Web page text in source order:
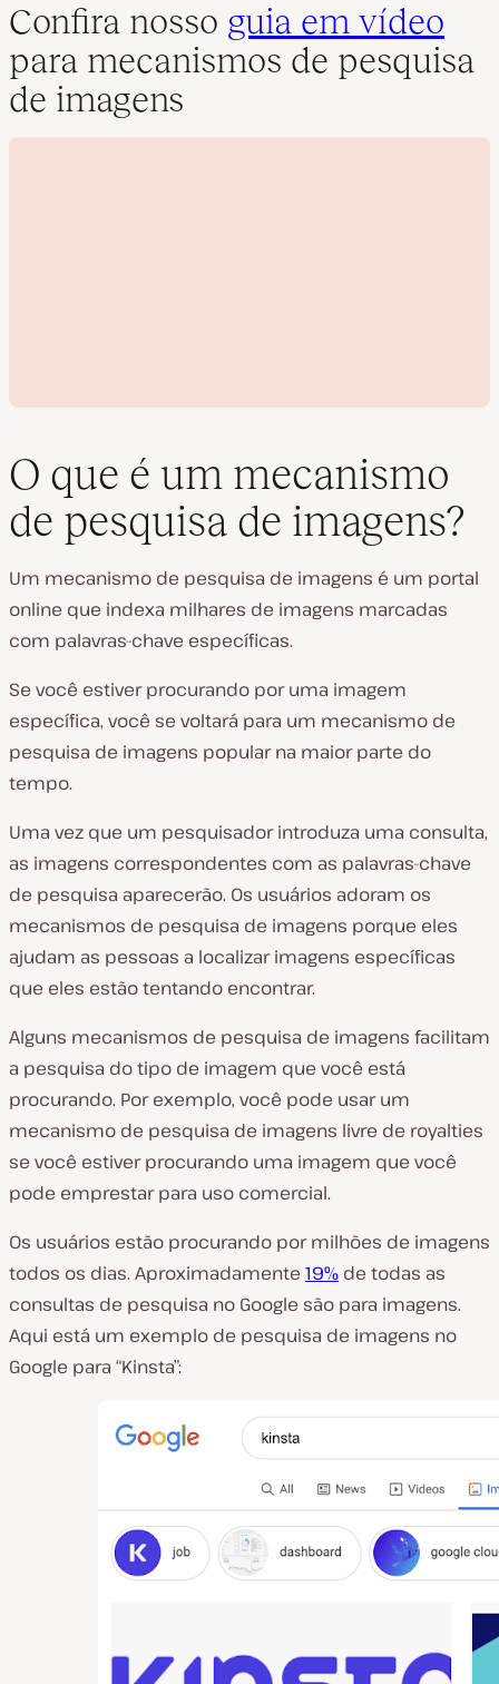
Confira nosso guia em vídeo
para mecanismos de pesquisa
de imagens
p
o
d
u
i
r
v
d
O que é um mecanismo
de pesquisa de imagens?
Um mecanismo de pesquisa de imagens é um portal
online que indexa milhares de imagens marcadas
com palavras-chave específicas.
Se você estiver procurando por uma imagem
específica, você se voltará para um mecanismo de
pesquisa de imagens popular na maior parte do
tempo.
Uma vez que um pesquisador introduza uma consulta,
as imagens correspondentes com as palavras-chave
de pesquisa aparecerão. Os usuários adoram os
mecanismos de pesquisa de imagens porque eles
ajudam as pessoas a localizar imagens específicas
que eles estão tentando encontrar.
Alguns mecanismos de pesquisa de imagens facilitam
a pesquisa do tipo de imagem que você está
procurando. Por exemplo, você pode usar um
mecanismo de pesquisa de imagens livre de royalties
se você estiver procurando uma imagem que você
pode emprestar para uso comercial.
Os usuários estão procurando por milhões de imagens
todos os dias. Aproximadamente 19% de todas as
consultas de pesquisa no Google são para imagens.
Aqui está um exemplo de pesquisa de imagens no
Google para “Kinsta”: